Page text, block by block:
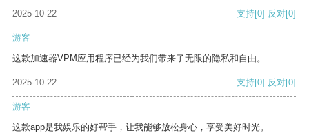
2025-10-22
支持[0] 反对[0]
游客
这款加速器VPM应用程序已经为我们带来了无限的隐私和自由。
2025-10-22 支持[0] 反对[0]
游客
这款app是我娱乐的好帮手，让我能够放松身心，享受美好时光。